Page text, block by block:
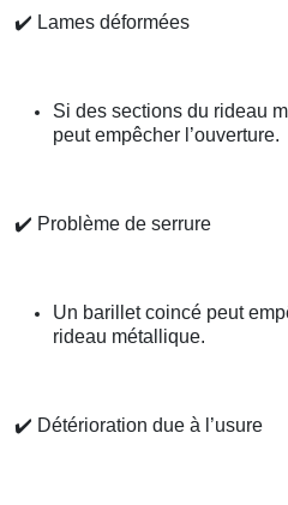
✔️ Lames déformées
Si des sections du rideau
peut empêcher l’ouverture.
✔️ Problème de serrure
Un barillet coincé peut
rideau métallique.
✔️ Détérioration due à l’usure